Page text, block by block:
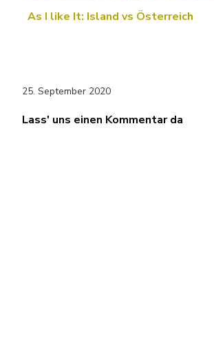
As I like It: Island vs Österreich
25. September 2020
Lass' uns einen Kommentar da